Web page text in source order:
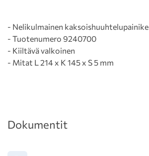
- Nelikulmainen kaksoishuuhtelupainike
- Tuotenumero 9240700
- Kiiltävä valkoinen
- Mitat L 214 x K 145 x S 5 mm
Dokumentit